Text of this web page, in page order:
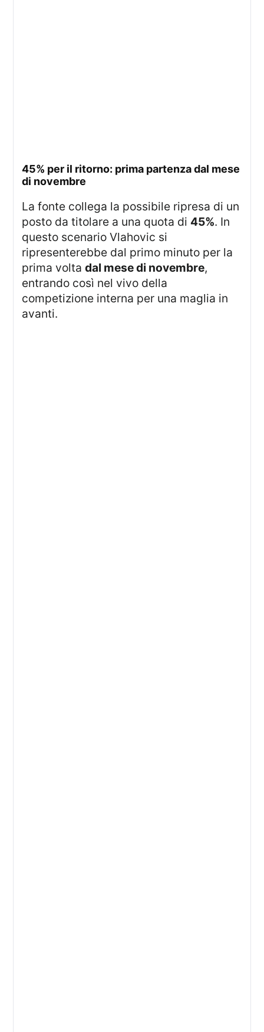
45% per il ritorno: prima partenza dal mese
di novembre
La fonte collega la possibile ripresa di un
posto da titolare a una quota di 45%. In
questo scenario Vlahovic si
ripresenterebbe dal primo minuto per la
prima voltadal mese di novembre,
entrando così nel vivo della
competizione interna per una maglia in
avanti.